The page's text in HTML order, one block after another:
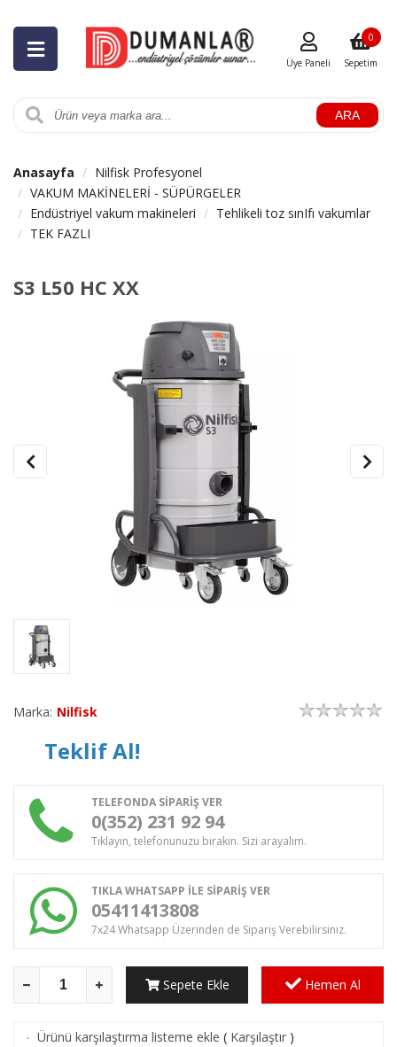
ARA
Üye Paneli Sepetim
0
Anasayfa
Nilfisk Profesyonel
VAKUM MAKİNELERİ - SÜPÜRGELER
Endüstriyel vakum makineleri
Tehlikeli toz sınIfı vakumlar
TEK FAZLI
S3 L50 HC XX
Marka: Nilfisk
Teklif Al!
TELEFONDA SİPARİŞ VER
0(352) 231 92 94
Tıklayın, telefonunuzu bırakın. Sizi arayalım.
TIKLA WHATSAPP İLE SİPARİŞ VER
05411413808
7x24 Whatsapp Üzerinden de Sipariş Verebilirsiniz.
Sepete Ekle Hemen Al
· Ürünü karşılaştırma listeme ekle ( Karşılaştır )